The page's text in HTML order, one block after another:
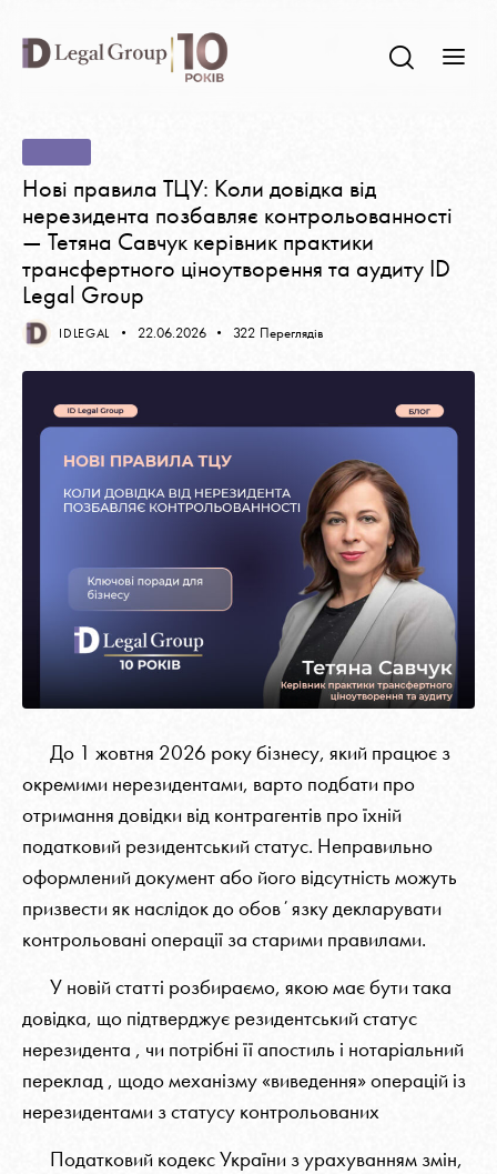
Нові правила ТЦУ: Коли довідка від
нерезидента позбавляє контрольованності
— Тетяна Савчук керівник практики
трансфертного ціноутворення та аудиту ID
Legal Group
IDLEGAL 22.06.2026 322 Переглядів
До 1 жовтня 2026 року бізнесу, який працює з
окремими нерезидентами, варто подбати про
отримання довідки від контрагентів про їхній
податковий резидентський статус. Неправильно
оформлений документ або його відсутність можуть
призвести як наслідок до обовʼязку декларувати
контрольовані операції за старими правилами.
У новій статті розбираємо, якою має бути така
довідка, що підтверджує резидентський статус
нерезидента , чи потрібні її апостиль і нотаріальний
переклад , щодо механізму «виведення» операцій із
нерезидентами з статусу контрольованих
Податковий кодекс України з урахуванням змін,